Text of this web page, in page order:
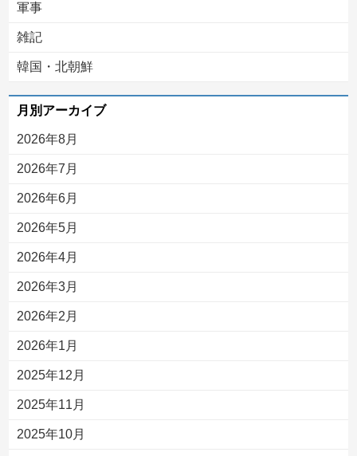
軍事
雑記
韓国・北朝鮮
月別アーカイブ
2026年8月
2026年7月
2026年6月
2026年5月
2026年4月
2026年3月
2026年2月
2026年1月
2025年12月
2025年11月
2025年10月